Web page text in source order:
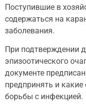
Поступившие в
содержаться на
заболевания.
При подтверждении
эпизоотического
документе
предпринять и
борьбы с инфекцией.